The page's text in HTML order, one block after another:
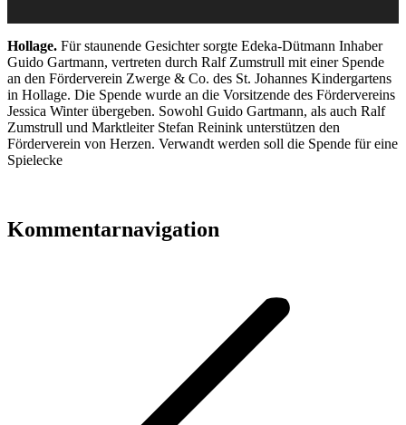
Hollage. Für staunende Gesichter sorgte Edeka-Dütmann Inhaber
Guido Gartmann, vertreten durch Ralf Zumstrull mit einer Spende
an den Förderverein Zwerge & Co. des St. Johannes Kindergartens
in Hollage. Die Spende wurde an die Vorsitzende des Fördervereins
Jessica Winter übergeben. Sowohl Guido Gartmann, als auch Ralf
Zumstrull und Marktleiter Stefan Reinink unterstützen den
Förderverein von Herzen. Verwandt werden soll die Spende für eine
Spielecke
Kommentarnavigation